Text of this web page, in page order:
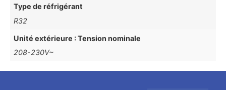
Type de réfrigérant
R32
Unité extérieure : Tension nominale
208-230V~